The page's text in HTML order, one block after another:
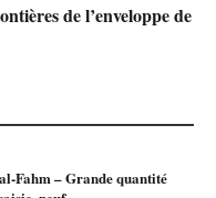
de l’enveloppe de
Fahm – Grande quantité